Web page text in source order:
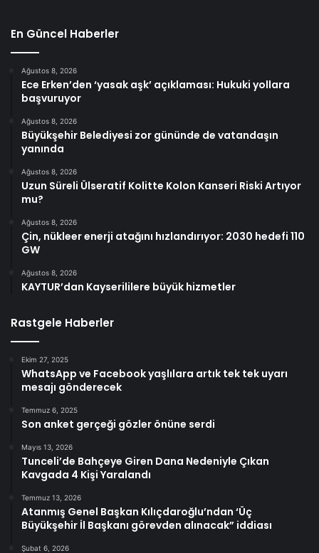
En Güncel Haberler
Ağustos 8, 2026
Ece Erken’den ‘yasak aşk’ açıklaması: Hukuki yollara
başvuruyor
Ağustos 8, 2026
Büyükşehir Belediyesi zor gününde de vatandaşın
yanında
Ağustos 8, 2026
Uzun Süreli Ülseratif Kolitte Kolon Kanseri Riski Artıyor
mu?
Ağustos 8, 2026
Çin, nükleer enerji atağını hızlandırıyor: 2030 hedefi 110
GW
Ağustos 8, 2026
KAYTUR’dan Kayserililere büyük hizmetler
Rastgele Haberler
Ekim 27, 2025
WhatsApp ve Facebook yaşlılara artık tek tek uyarı
mesajı gönderecek
Temmuz 6, 2025
Son anket gerçeği gözler önüne serdi
Mayıs 13, 2026
Tunceli’de Bahçeye Giren Dana Nedeniyle Çıkan
Kavgada 4 Kişi Yaralandı
Temmuz 13, 2026
Atanmış Genel Başkan Kılıçdaroğlu’ndan ‘Üç
Büyükşehir İl Başkanı görevden alınacak” iddiası
Şubat 6, 2026